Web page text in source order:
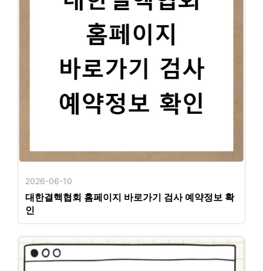
2026-06-10
대한결핵협회 홈페이지 바로가기 검사 예약정보 확
인